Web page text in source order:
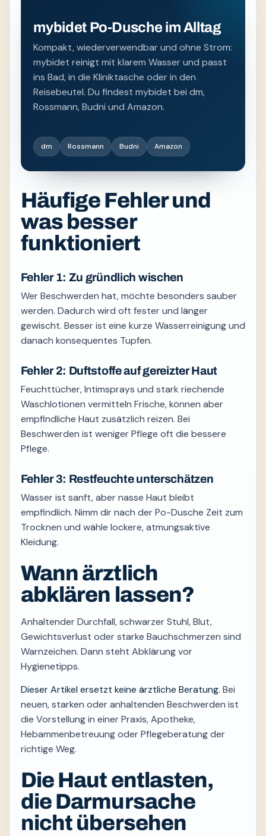
mybidet Po-Dusche im Alltag
Kompakt, wiederverwendbar und ohne Strom:
mybidet reinigt mit klarem Wasser und passt
ins Bad, in die Kliniktasche oder in den
Reisebeutel. Du findest mybidet bei dm,
Rossmann, Budni und Amazon.
dm Rossmann Budni Amazon
Häufige Fehler und
was besser
funktioniert
Fehler 1: Zu gründlich wischen
Wer Beschwerden hat, möchte besonders sauber
werden. Dadurch wird oft fester und länger
gewischt. Besser ist eine kurze Wasserreinigung und
danach konsequentes Tupfen.
Fehler 2: Duftstoffe auf gereizter Haut
Feuchttücher, Intimsprays und stark riechende
Waschlotionen vermitteln Frische, können aber
empfindliche Haut zusätzlich reizen. Bei
Beschwerden ist weniger Pflege oft die bessere
Pflege.
Fehler 3: Restfeuchte unterschätzen
Wasser ist sanft, aber nasse Haut bleibt
empfindlich. Nimm dir nach der Po-Dusche Zeit zum
Trocknen und wähle lockere, atmungsaktive
Kleidung.
Wann ärztlich
abklären lassen?
Anhaltender Durchfall, schwarzer Stuhl, Blut,
Gewichtsverlust oder starke Bauchschmerzen sind
Warnzeichen. Dann steht Abklärung vor
Hygienetipps.
Dieser Artikel ersetzt keine ärztliche Beratung. Bei
neuen, starken oder anhaltenden Beschwerden ist
die Vorstellung in einer Praxis, Apotheke,
Hebammenbetreuung oder Pflegeberatung der
richtige Weg.
Die Haut entlasten,
die Darmursache
nicht übersehen